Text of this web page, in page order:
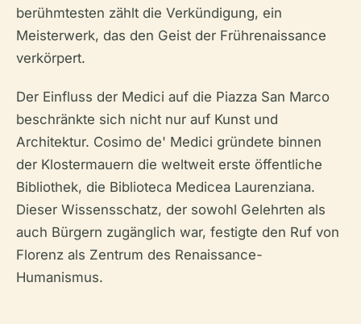
berühmtesten zählt die Verkündigung, ein
Meisterwerk, das den Geist der Frührenaissance
verkörpert.
Der Einfluss der Medici auf die Piazza San Marco
beschränkte sich nicht nur auf Kunst und
Architektur. Cosimo de' Medici gründete binnen
der Klostermauern die weltweit erste öffentliche
Bibliothek, die Biblioteca Medicea Laurenziana.
Dieser Wissensschatz, der sowohl Gelehrten als
auch Bürgern zugänglich war, festigte den Ruf von
Florenz als Zentrum des Renaissance-
Humanismus.